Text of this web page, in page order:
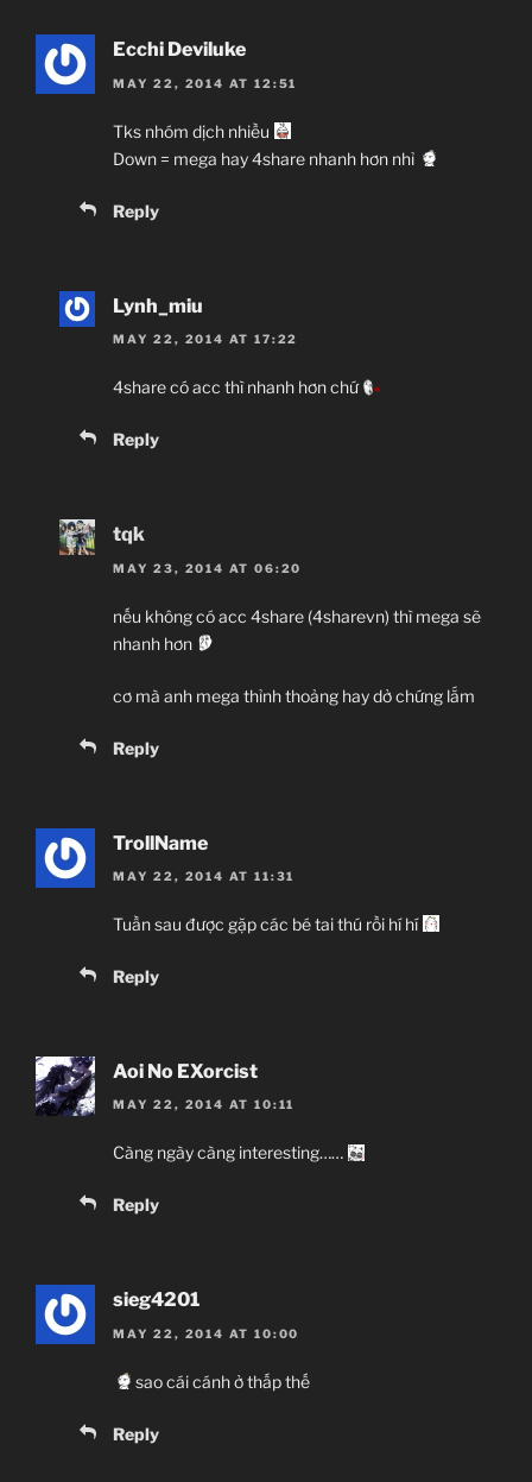
Ecchi Deviluke
MAY 22, 2014 AT 12:51
Tks nhóm dịch nhiều
Down = mega hay 4share nhanh hơn nhỉ
Reply
Lynh_miu
MAY 22, 2014 AT 17:22
4share có acc thì nhanh hơn chứ
Reply
tqk
MAY 23, 2014 AT 06:20
nếu không có acc 4share (4sharevn) thì mega sẽ
nhanh hơn
cơ mà anh mega thỉnh thoảng hay dở chứng lắm
Reply
TrollName
MAY 22, 2014 AT 11:31
Tuần sau được gặp các bé tai thú rồi hí hí
Reply
Aoi No EXorcist
MAY 22, 2014 AT 10:11
Càng ngày càng interesting……
Reply
sieg4201
MAY 22, 2014 AT 10:00
sao cái cánh ở thấp thế
Reply